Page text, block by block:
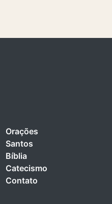
Orações
Santos
Bíblia
Catecismo
Contato